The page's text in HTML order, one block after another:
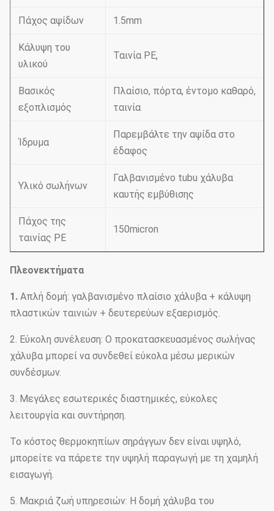
Πάχος αψίδων 1.5mm
Κάλυψη του
υλικού
Ταινία PE,
Βασικός
εξοπλισμός
Πλαίσιο, πόρτα, έντομο καθαρό,
ταινία
Ίδρυμα
Παρεμβάλτε την αψίδα στο
έδαφος
Υλικό σωλήνων
Γαλβανισμένο tubu χάλυβα
καυτής εμβύθισης
Πάχος της
ταινίας PE
150micron
Πλεονεκτήματα
1. Απλή δομή: γαλβανισμένο πλαίσιο χάλυβα + κάλυψη
πλαστικών ταινιών + δευτερεύων εξαερισμός.
2. Εύκολη συνέλευση: Ο προκατασκευασμένος σωλήνας
χάλυβα μπορεί να συνδεθεί εύκολα μέσω μερικών
συνδέσμων.
3. Μεγάλες εσωτερικές διαστημικές, εύκολες
λειτουργία και συντήρηση.
Το κόστος θερμοκηπίων σηράγγων δεν είναι υψηλό,
μπορείτε να πάρετε την υψηλή παραγωγή με τη χαμηλή
εισαγωγή.
5. Μακριά ζωή υπηρεσιών: Η δομή χάλυβα του